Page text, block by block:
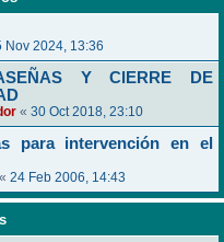
Nov 2024, 13:36
Y CIERRE DE
« 30 Oct 2018, 23:10
para intervención en el
« 24 Feb 2006, 14:43